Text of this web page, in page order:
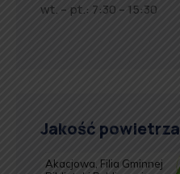
wt. – pt.: 7:30 – 15:30
Jakość powietrza